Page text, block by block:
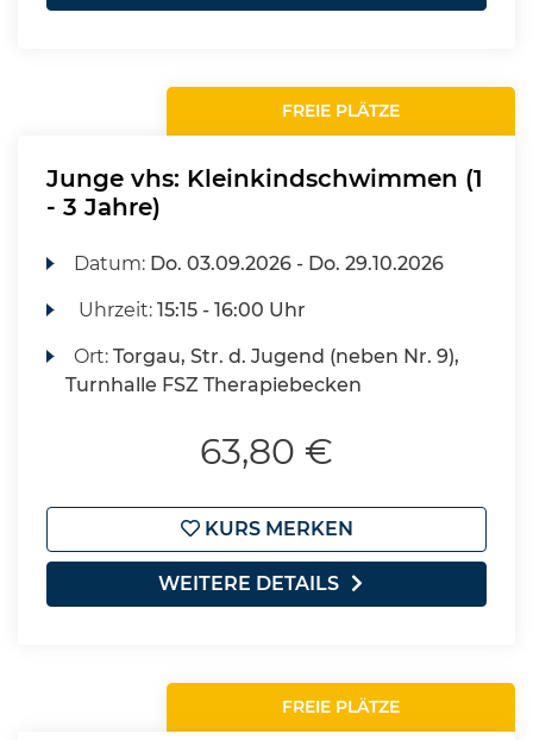
FREIE PLÄTZE
Junge vhs: Kleinkindschwimmen (1
- 3 Jahre)
Datum: Do. 03.09.2026 - Do. 29.10.2026
Uhrzeit:15:15 - 16:00 Uhr
Ort:Torgau, Str. d. Jugend (neben Nr. 9),
Turnhalle FSZ Therapiebecken
63,80 €
KURS MERKEN
WEITERE DETAILS
FREIE PLÄTZE